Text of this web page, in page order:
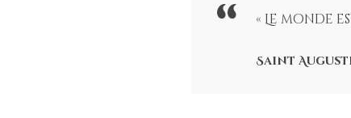
« Le monde
Saint